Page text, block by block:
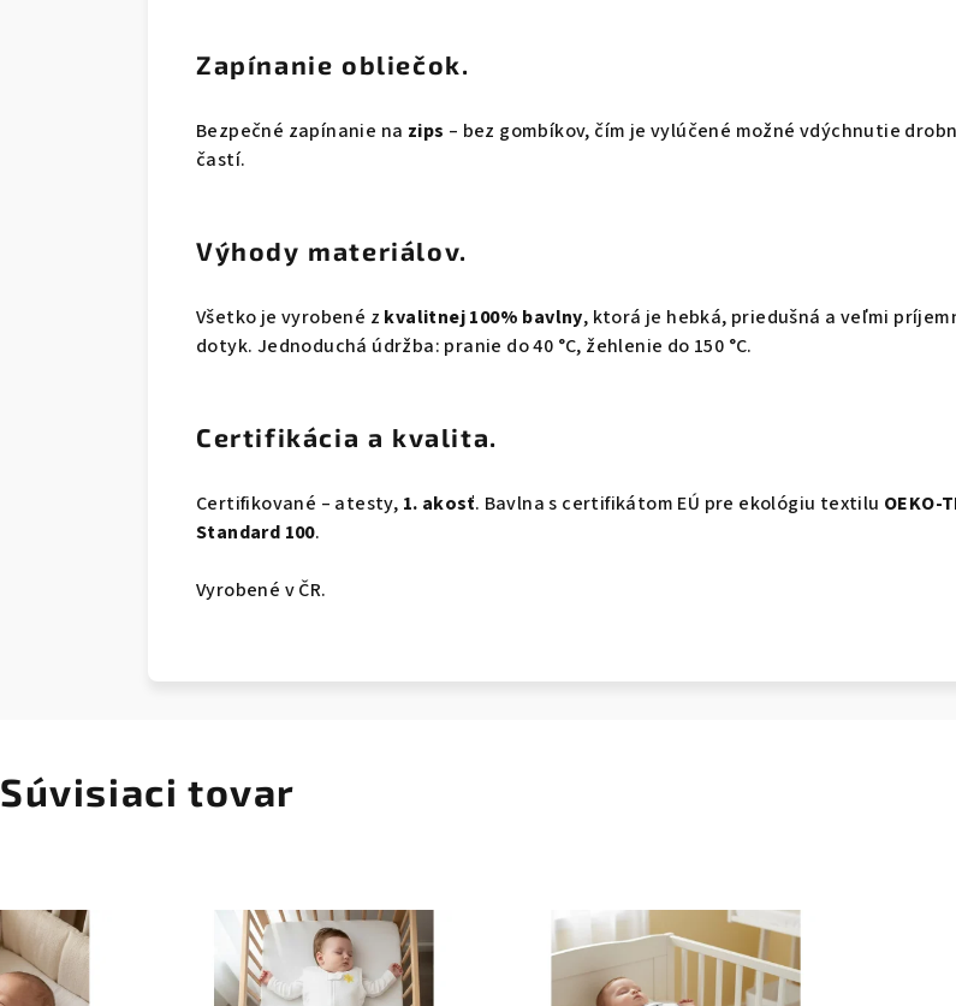
Zapínanie obliečok.
Bezpečné zapínanie na zips – bez gombíkov, čím je vylúčené možné vdýchnutie
častí.
Výhody materiálov.
Všetko je vyrobené z kvalitnej 100% bavlny, ktorá je hebká, priedušná a veľmi
dotyk. Jednoduchá údržba: pranie do 40 °C, žehlenie do 150 °C.
Certifikácia a kvalita.
Certifikované – atesty, 1. akosť. Bavlna s certifikátom EÚ pre ekológiu textilu OEKO-
Standard 100.
Vyrobené v ČR.
Súvisiaci tovar